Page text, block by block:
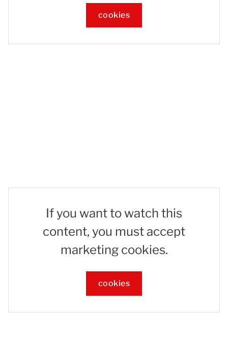
cookies
If you want to watch this
content, you must accept
marketing cookies.
cookies